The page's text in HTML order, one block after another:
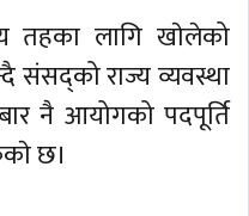
तहका लागि खाेलेको
संसद्को राज्य व्यवस्था
नै आयोगको पदपूर्ति
छ।